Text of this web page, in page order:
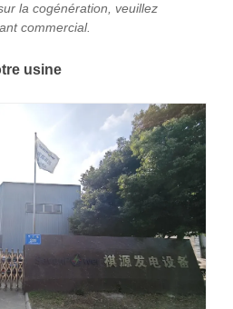
la cogénération, veuillez
commercial.
usine